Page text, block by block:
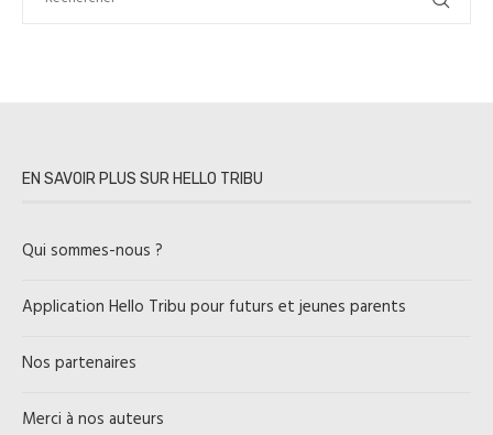
EN SAVOIR PLUS SUR HELLO TRIBU
Qui sommes-nous ?
Application Hello Tribu pour futurs et jeunes parents
Nos partenaires
Merci à nos auteurs